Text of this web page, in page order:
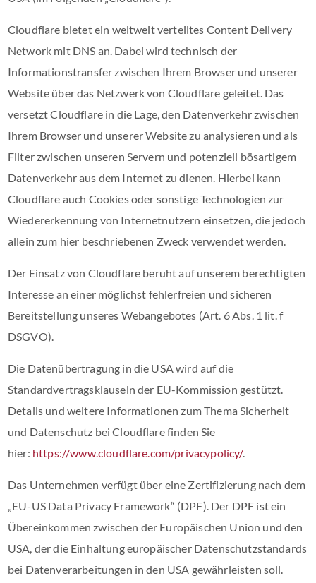
Cloudflare bietet ein weltweit verteiltes Content Delivery
Network mit DNS an. Dabei wird technisch der
Informationstransfer zwischen Ihrem Browser und unserer
Website über das Netzwerk von Cloudflare geleitet. Das
versetzt Cloudflare in die Lage, den Datenverkehr zwischen
Ihrem Browser und unserer Website zu analysieren und als
Filter zwischen unseren Servern und potenziell bösartigem
Datenverkehr aus dem Internet zu dienen. Hierbei kann
Cloudflare auch Cookies oder sonstige Technologien zur
Wiedererkennung von Internetnutzern einsetzen, die jedoch
allein zum hier beschriebenen Zweck verwendet werden.
Der Einsatz von Cloudflare beruht auf unserem berechtigten
Interesse an einer möglichst fehlerfreien und sicheren
Bereitstellung unseres Webangebotes (Art. 6 Abs. 1 lit. f
DSGVO).
Die Datenübertragung in die USA wird auf die
Standardvertragsklauseln der EU-Kommission gestützt.
Details und weitere Informationen zum Thema Sicherheit
und Datenschutz bei Cloudflare finden Sie
hier: https://www.cloudflare.com/privacypolicy/.
Das Unternehmen verfügt über eine Zertifizierung nach dem
„EU-US Data Privacy Framework“ (DPF). Der DPF ist ein
Übereinkommen zwischen der Europäischen Union und den
USA, der die Einhaltung europäischer Datenschutzstandards
bei Datenverarbeitungen in den USA gewährleisten soll.